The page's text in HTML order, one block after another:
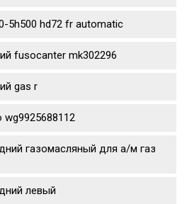
5h500 hd72 fr automatic
fusocanter mk302296
gas r
газомасляный для а/м газ
левый